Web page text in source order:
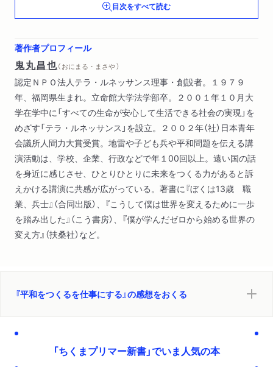
中で、私たち日本人の生活水準を考えることから始める
エネルギーや資源をたくさん使う先進国の人間だからこそ ほ
第５章 必ず世界は変わる（ウガンダからの一本の電話が「運
命」を決めた
覚悟と決心の違い ほか）
目次をすべて読む
著作者プロフィール
鬼丸昌也（ おにまる・まさや ）
認定ＮＰＯ法人テラ・ルネッサンス理事・創設者。１９７９
年、福岡県生まれ。立命館大学法学部卒。２００１年１０月大
学在学中に「すべての生命が安心して生活できる社会の実現」を
めざす「テラ・ルネッサンス」を設立。２００２年（社）日本青年
会議所人間力大賞受賞。地雷や子ども兵や平和問題を伝える講
演活動は、学校、企業、行政などで年１00回以上。遠い国の話
を身近に感じさせ、ひとりひとりに未来をつくる力があると訴
えかける講演に共感が広がっている。著書に『ぼくは13歳 職
業、兵士』（合同出版）、『こうして僕は世界を変えるために一歩
を踏み出した』（こう書房）、『僕が学んだゼロから始める世界の
変え方』（扶桑社）など。
『平和をつくるを仕事にする』の感想をおくる
「ちくまプリマー新書」でいま人気の本